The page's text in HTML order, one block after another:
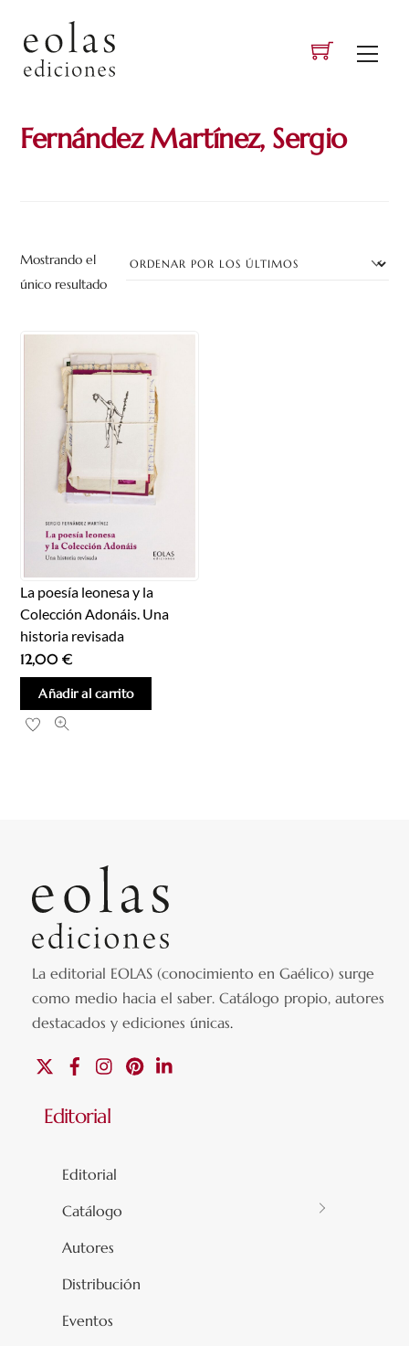
content
Fernández Martínez, Sergio
Mostrando el
único resultado
La poesía leonesa y la
Colección Adonáis. Una
historia revisada
12,00€
Añadir al carrito
La editorial EOLAS (conocimiento en Gaélico) surge
como medio hacia el saber.Catálogo propio, autores
destacados y ediciones únicas.
FacebookInstagramPinterest
Editorial
Editorial
Catálogo
Autores
Distribución
Eventos